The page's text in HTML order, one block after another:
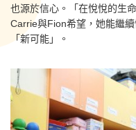
也源於信心。「在悅悅的生
Carrie與Fion希望，她能繼
「新可能」。